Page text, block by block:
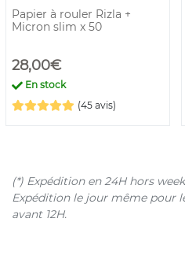
Papier à rouler Rizla +
Micron slim x 50
28,00€
En stock
(45 avis)
(*) Expédition en 24H hors
Expédition le jour même pour
avant 12H.